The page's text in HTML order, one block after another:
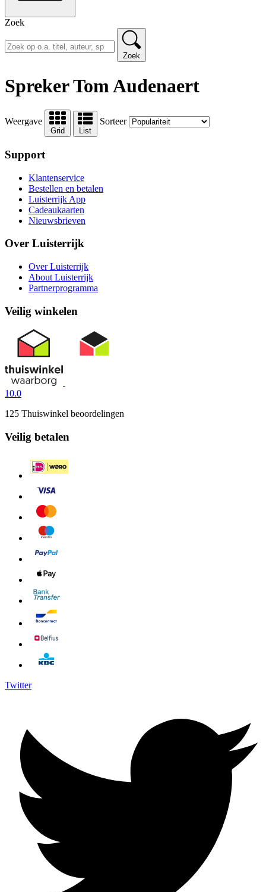
Zoek
Zoek
Spreker Tom Audenaert
Weergave
Grid List
Sorteer
Support
Klantenservice
Bestellen en betalen
Luisterrijk App
Cadeaukaarten
Nieuwsbrieven
Over Luisterrijk
Over Luisterrijk
About Luisterrijk
Partnerprogramma
Veilig winkelen
10.0
125 Thuiswinkel beoordelingen
Veilig betalen
Twitter